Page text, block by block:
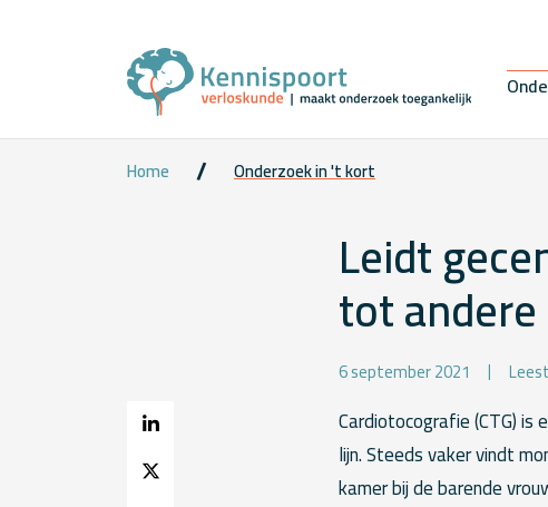
Home Onderzoek in 't kort
Leidt
tot
6 september 2021
Cardiotocografie (CTG)
lijn. Steeds vaker vindt
kamer bij de barende